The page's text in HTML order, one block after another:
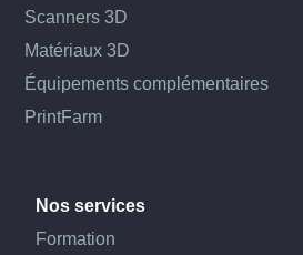
Scanners 3D
Matériaux 3D
Équipements complémentaires
PrintFarm
Nos services
Formation